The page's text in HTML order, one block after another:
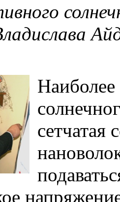
сетчатая